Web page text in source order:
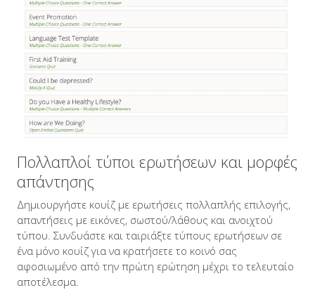
Πολλαπλοί τύποι ερωτήσεων και μορφές
απάντησης
Δημιουργήστε κουίζ με ερωτήσεις πολλαπλής επιλογής,
απαντήσεις με εικόνες, σωστού/λάθους και ανοιχτού
τύπου. Συνδυάστε και ταιριάξτε τύπους ερωτήσεων σε
ένα μόνο κουίζ για να κρατήσετε το κοινό σας
αφοσιωμένο από την πρώτη ερώτηση μέχρι το τελευταίο
αποτέλεσμα.